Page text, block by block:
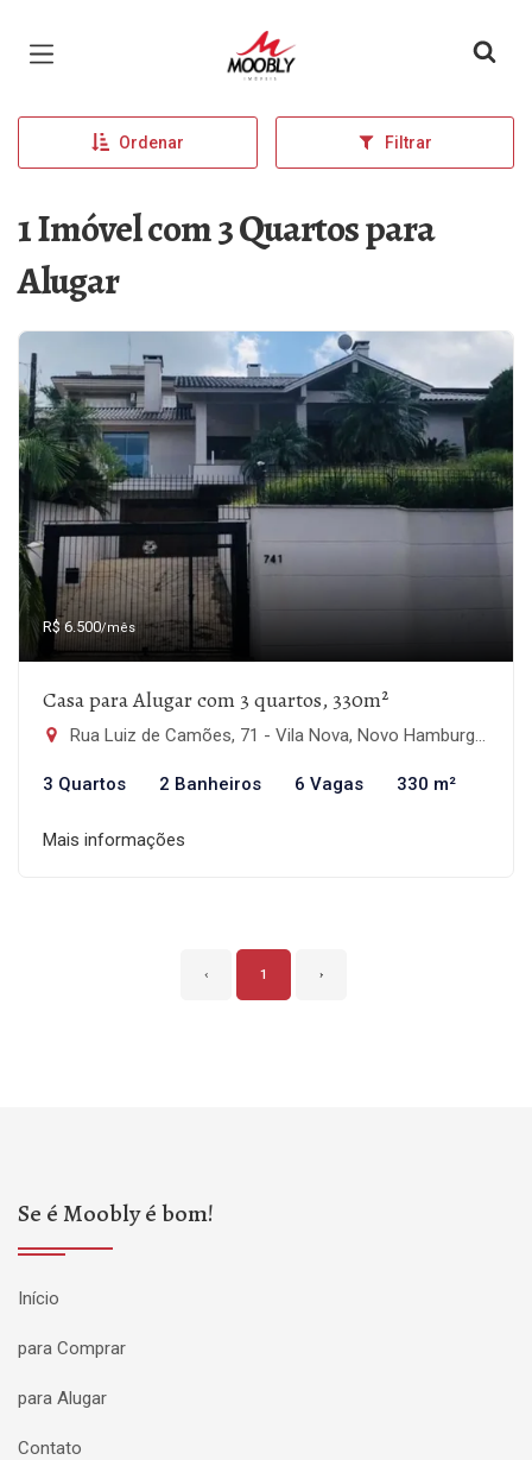
Página inicial
Ordenar Filtrar
1 Imóvel com 3 Quartos para
Alugar
R$ 6.500/mês
Casa para Alugar com 3 quartos, 330m²
Rua Luiz de Camões, 71 - Vila Nova, Novo Hamburgo-RS
3 Quartos 2 Banheiros 6 Vagas 330 m²
Mais informações
‹ 1 ›
Se é Moobly é bom!
Início
para Comprar
para Alugar
Contato